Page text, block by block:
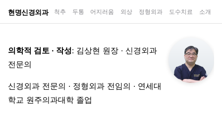
현명신경외과 척추 두통 어지러움 외상 정형외과 도수치료 소개
의학적 검토 · 작성: 김상현 원장 · 신경외과
전문의
신경외과 전문의 · 정형외과 전임의 · 연세대
학교 원주의과대학 졸업